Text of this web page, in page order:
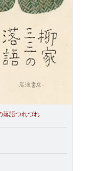
語つれづれ